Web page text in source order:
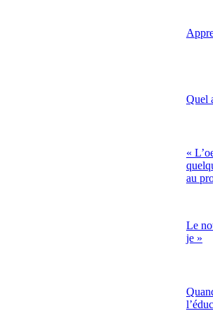
Quel
«
au
Le
je »